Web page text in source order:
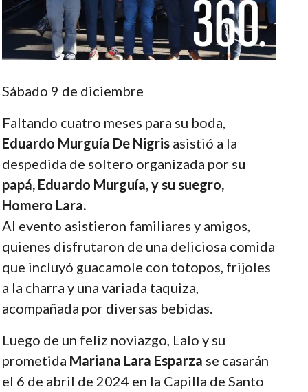
Sábado 9 de diciembre
Faltando cuatro meses para su boda,
Eduardo Murguía De Nigrisasistió a la
despedida de soltero organizada por su
papá, Eduardo Murguía, y su suegro,
Homero Lara.
Al evento asistieron familiares y amigos,
quienes disfrutaron de una deliciosa comida
que incluyó guacamole con totopos, frijoles
a la charra y una variada taquiza,
acompañada por diversas bebidas.
Luego de un feliz noviazgo, Lalo y su
prometida Mariana Lara Esparza se casarán
el 6 de abril de 2024 en la Capilla de Santo